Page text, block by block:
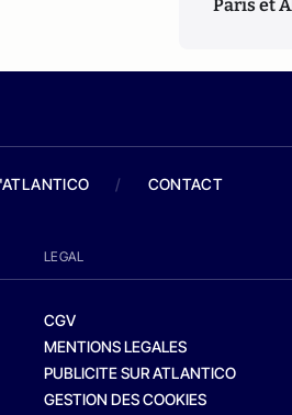
Paris et
/ CONTACT
LEGAL
CGV
MENTIONS LEGALES
PUBLICITE SUR ATLANTICO
GESTION DES COOKIES